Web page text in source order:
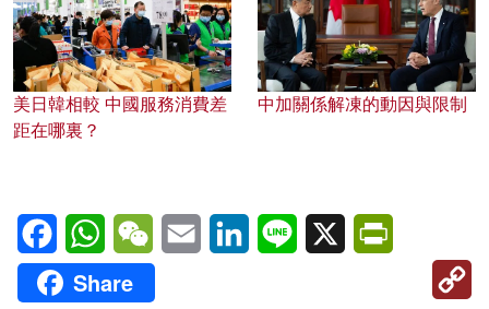
美日韓相較 中國服務消費差
距在哪裏？
中加關係解凍的動因與限制
FacebookWhatsAppWeChatEmail LinkedInLine X
Share